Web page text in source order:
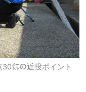
㍍の近投ポイント